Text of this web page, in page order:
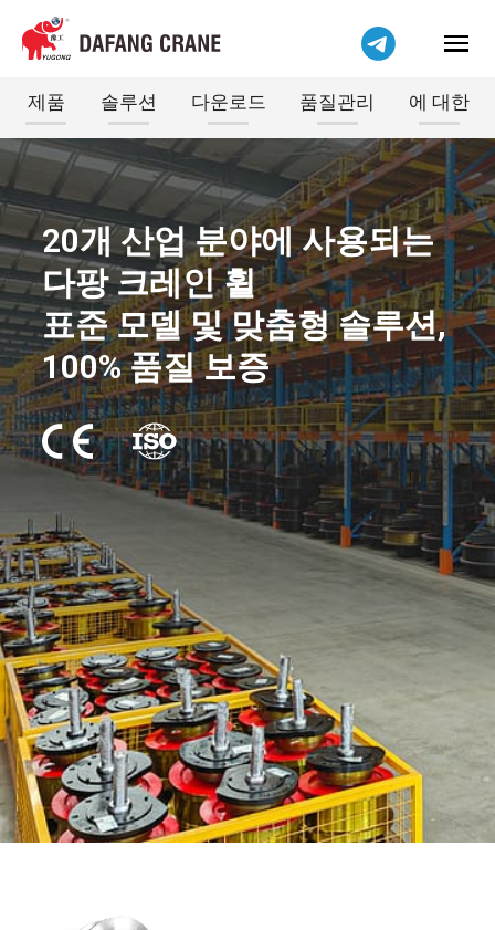
제품 솔루션 다운로드 품질관리 에 대한
20개 산업 분야에 사용되는
다팡 크레인 휠
표준 모델 및 맞춤형 솔루션,
100% 품질 보증